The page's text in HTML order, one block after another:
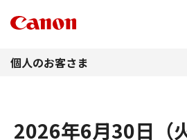
個人のお客さま
2026年6月30日（